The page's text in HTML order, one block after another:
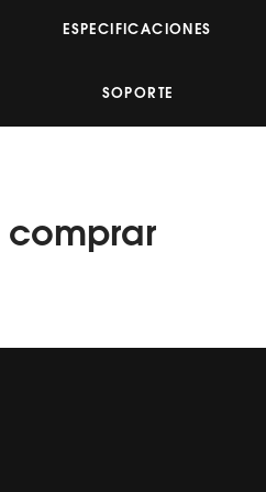
ESPECIFICACIONES
SOPORTE
comprar